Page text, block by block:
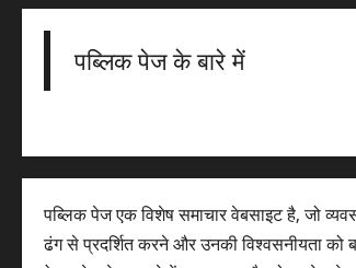
पब्लिक पेज के बारे में
पब्लिक पेज एक विशेष समाचार वेबसाइट है, जो
ढंग से प्रदर्शित करने और उनकी विश्वसनीयता को